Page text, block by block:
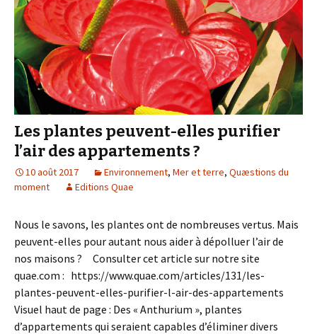
entre
échecs
et
réussites
Les plantes peuvent-elles purifier
l’air des appartements ?
10 août 2017 Environnement, Mer et terre, Quæstions du
moment
Editions Quae
Nous le savons, les plantes ont de nombreuses vertus. Mais
peuvent-elles pour autant nous aider à dépolluer l’air de
nos maisons ? Consulter cet article sur notre site
quae.com : https://www.quae.com/articles/131/les-
plantes-peuvent-elles-purifier-l-air-des-appartements
Visuel haut de page : Des « Anthurium », plantes
d’appartements qui seraient capables d’éliminer divers